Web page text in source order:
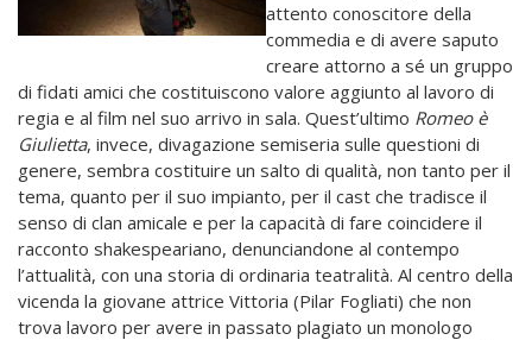
attento conoscitore della
commedia e di avere saputo
creare attorno a sé un gruppo
di fidati amici che costituiscono valore aggiunto al lavoro di
regia e al film nel suo arrivo in sala. Quest’ultimo Romeo è
Giulietta, invece, divagazione semiseria sulle questioni di
genere, sembra costituire un salto di qualità, non tanto per il
tema, quanto per il suo impianto, per il cast che tradisce il
senso di clan amicale e per la capacità di fare coincidere il
racconto shakespeariano, denunciandone al contempo
l’attualità, con una storia di ordinaria teatralità. Al centro della
vicenda la giovane attrice Vittoria (Pilar Fogliati) che non
trova lavoro per avere in passato plagiato un monologo